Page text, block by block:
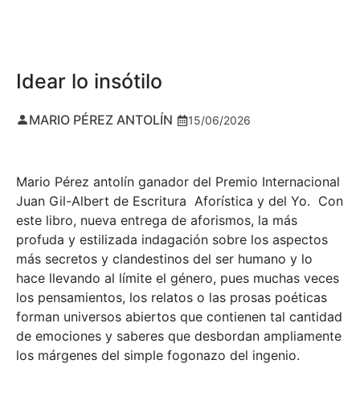
Idear lo insótilo
MARIO PÉREZ ANTOLÍN 15/06/2026
Mario Pérez antolín ganador del Premio Internacional
Juan Gil-Albert de Escritura Aforística y del Yo. Con
este libro, nueva entrega de aforismos, la más
profuda y estilizada indagación sobre los aspectos
más secretos y clandestinos del ser humano y lo
hace llevando al límite el género, pues muchas veces
los pensamientos, los relatos o las prosas poéticas
forman universos abiertos que contienen tal cantidad
de emociones y saberes que desbordan ampliamente
los márgenes del simple fogonazo del ingenio.